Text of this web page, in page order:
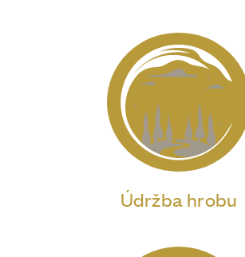
Údržba hrobu